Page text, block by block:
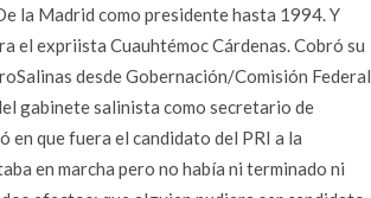
la Madrid como presidente hasta 1994. Y
el expriista Cuauhtémoc Cárdenas. Cobró su
desde Gobernación/Comisión Federal
gabinete salinista como secretario de
en que fuera el candidato del PRI a la
en marcha pero no había ni terminado ni